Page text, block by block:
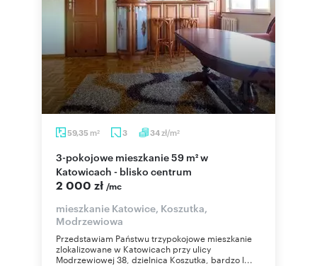
59,35 m2 3 34zł/m2
3-pokojowe mieszkanie 59 m² w
Katowicach - blisko centrum
2 000 zł /mc
mieszkanie Katowice, Koszutka,
Modrzewiowa
Przedstawiam Państwu trzypokojowe mieszkanie
zlokalizowane w Katowicach przy ulicy
Modrzewiowej 38, dzielnica Koszutka, bardzo l...